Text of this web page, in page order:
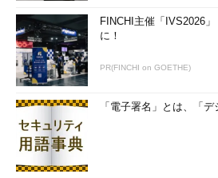
全性を高めたいと考えるだろう（クラ
を知っている）。万一、管理者権限を
が不正侵入者に知られれば、すべての
ディレクトリに接続した上で、自由に
を行えてしまう。サブフォルダにリモー
り、ルート・フォルダへの接続では、
イルやフォルダにアクセスできる。
前述したとおり、共有のプロパティ画
FINCHI主催「IVS2026
に！
PR(FINCHI on GOETHE)
「電子署名」とは、「